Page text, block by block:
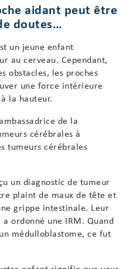
aidant peut être
doutes…
un jeune enfant
au cerveau. Cependant,
obstacles, les proches
une force intérieure
la hauteur.
de la
cérébrales à
tumeurs cérébrales
un diagnostic de tumeur
plaint de maux de tête et
grippe intestinale. Leur
ordonné une IRM. Quand
médulloblastome, ce fut